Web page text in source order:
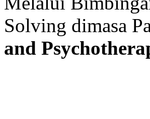
Solving dimasa
and